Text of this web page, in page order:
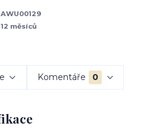
AWU00129
12 měsíců
Komentáře 0